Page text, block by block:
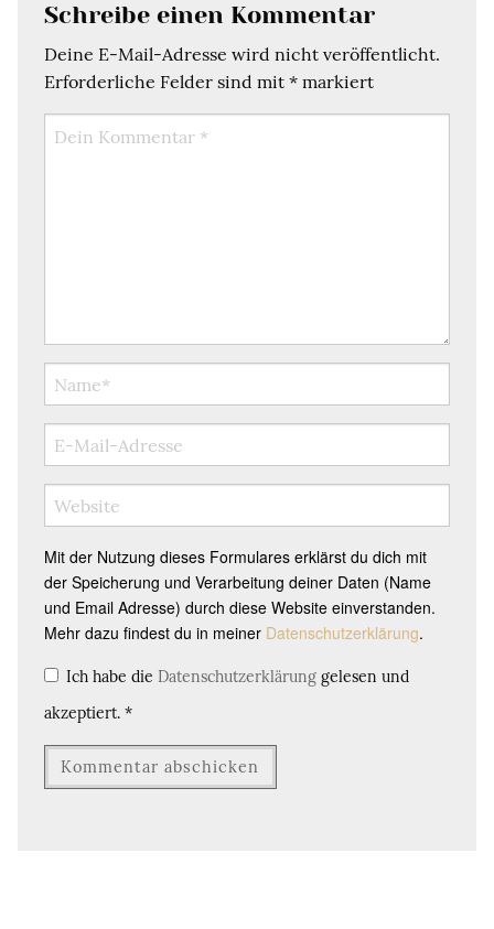
Schreibe einen Kommentar
Deine E-Mail-Adresse wird nicht veröffentlicht.
Erforderliche Felder sind mit * markiert
Mit der Nutzung dieses Formulares erklärst du dich mit
der Speicherung und Verarbeitung deiner Daten (Name
und Email Adresse) durch diese Website einverstanden.
Mehr dazu findest du in meiner Datenschutzerklärung.
Ich habe die Datenschutzerklärung gelesen und
akzeptiert. *